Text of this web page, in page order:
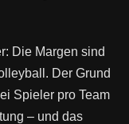
Die Margen sind
Der Grund
Spieler pro Team
– und das